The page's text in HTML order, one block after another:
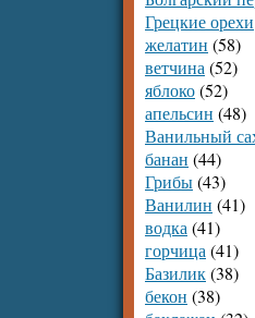
Грецкие орехи
желатин (58)
ветчина (52)
яблоко(52)
апельсин (48)
Ванильный
банан (44)
Грибы(43)
Ванилин (41)
водка (41)
горчица (41)
Базилик(38)
бекон (38)